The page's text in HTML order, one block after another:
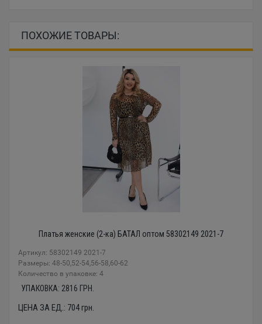
ПОХОЖИЕ ТОВАРЫ:
Платья женские (2-ка) БАТАЛ оптом 58302149 2021-7
Артикул: 58302149 2021-7
Размеры: 48-50,52-54,56-58,60-62
Количество в упаковке: 4
УПАКОВКА: 2816 ГРН.
ЦЕНА ЗА ЕД.: 704грн.